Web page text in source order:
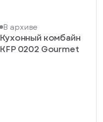
В архиве
Кухонный комбайн
KFP 0202 Gourmet